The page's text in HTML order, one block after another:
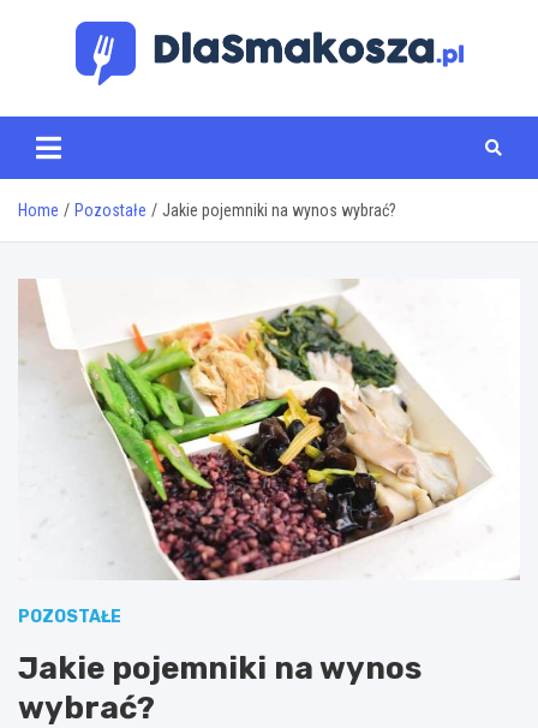
www.dlasmakosza.pl
Home Pozostałe Jakie pojemniki na wynos wybrać?
POZOSTAŁE
Jakie pojemniki na wynos
wybrać?